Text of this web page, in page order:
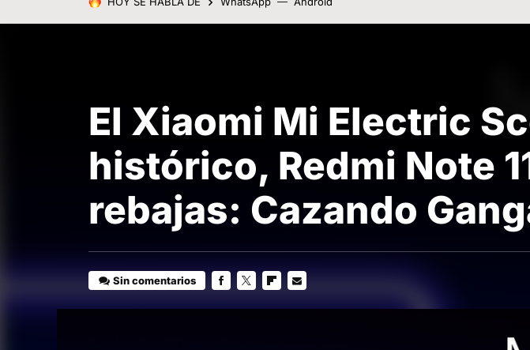
El Xiaomi Mi Electric
histórico, Redmi Note
rebajas: Cazando
Sin comentarios